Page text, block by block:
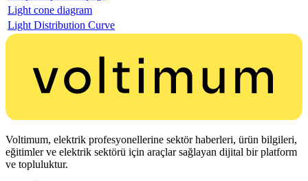
Light cone diagram
Light Distribution Curve
Voltimum, elektrik profesyonellerine sektör haberleri, ürün bilgileri,
eğitimler ve elektrik sektörü için araçlar sağlayan dijital bir platform
ve topluluktur.